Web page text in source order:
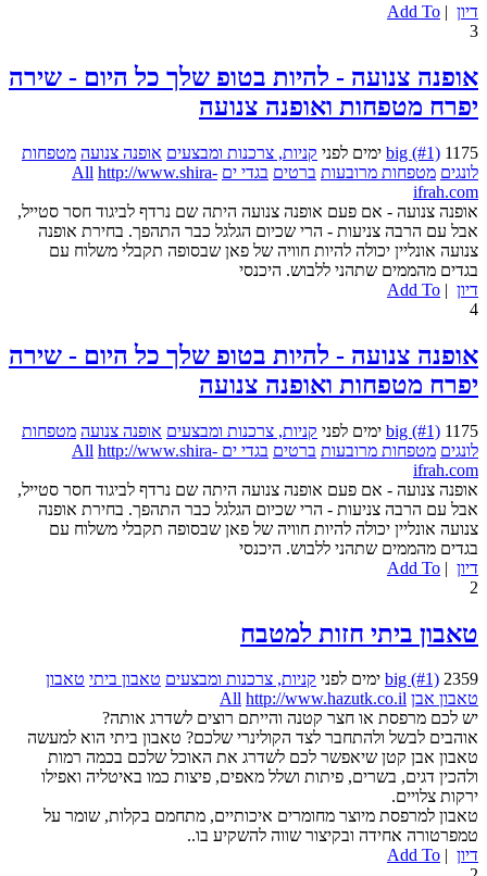
דיון |
Add To
3
אופנה צנועה - להיות בטופ שלך כל היום - שירה
יפרח מטפחות ואופנה צנועה
big (#1) 1175 ימים לפני קניות, צרכנות ומבצעים אופנה צנועה מטפחות
לונגים מטפחות מרובעות ברטים בגדי ים All http://www.shira-
ifrah.com
אופנה צנועה - אם פעם אופנה צנועה היתה שם נרדף לביגוד חסר סטייל,
אבל עם הרבה צניעות - הרי שכיום הגלגל כבר התהפך. בחירת אופנה
צנועה אונליין יכולה להיות חוויה של פאן שבסופה תקבלי משלוח עם
בגדים מהממים שתהני ללבוש. היכנסי
דיון |
Add To
4
אופנה צנועה - להיות בטופ שלך כל היום - שירה
יפרח מטפחות ואופנה צנועה
big (#1) 1175 ימים לפני קניות, צרכנות ומבצעים אופנה צנועה מטפחות
לונגים מטפחות מרובעות ברטים בגדי ים All http://www.shira-
ifrah.com
אופנה צנועה - אם פעם אופנה צנועה היתה שם נרדף לביגוד חסר סטייל,
אבל עם הרבה צניעות - הרי שכיום הגלגל כבר התהפך. בחירת אופנה
צנועה אונליין יכולה להיות חוויה של פאן שבסופה תקבלי משלוח עם
בגדים מהממים שתהני ללבוש. היכנסי
דיון |
Add To
2
טאבון ביתי חזות למטבח
big (#1) 2359 ימים לפני קניות, צרכנות ומבצעים טאבון ביתי טאבון
טאבון אבן
All http://www.hazutk.co.il
יש לכם מרפסת או חצר קטנה והייתם רוצים לשדרג אותה?
אוהבים לבשל ולהתחבר לצד הקולינרי שלכם? טאבון ביתי הוא למעשה
טאבון אבן קטן שיאפשר לכם לשדרג את האוכל שלכם בכמה רמות
ולהכין דגים, בשרים, פיתות ושלל מאפים, פיצות כמו באיטליה ואפילו
ירקות צלויים.
טאבון למרפסת מיוצר מחומרים איכותיים, מתחמם בקלות, שומר על
טמפרטורה אחידה ובקיצור שווה להשקיע בו..
דיון |
Add To